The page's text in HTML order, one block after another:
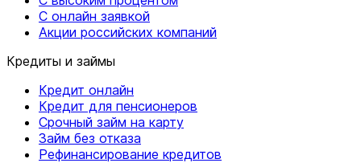
С онлайн заявкой
Акции российских компаний
Кредиты и займы
Кредит онлайн
Кредит для пенсионеров
Срочный займ на карту
Займ без отказа
Рефинансирование кредитов